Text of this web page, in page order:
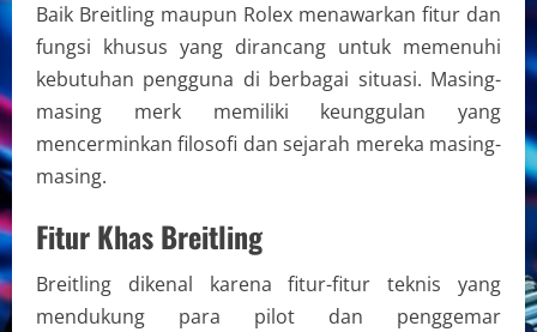
Baik Breitling maupun Rolex menawarkan fitur dan
fungsi khusus yang dirancang untuk memenuhi
kebutuhan pengguna di berbagai situasi. Masing-
masing merk memiliki keunggulan yang
mencerminkan filosofi dan sejarah mereka masing-
masing.
Fitur Khas Breitling
Breitling dikenal karena fitur-fitur teknis yang
mendukung para pilot dan penggemar